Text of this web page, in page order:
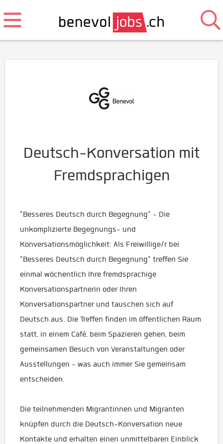
Deutsch-Konversation mit
Fremdsprachigen
"Besseres Deutsch durch Begegnung" - Die
unkomplizierte Begegnungs- und
Konversationsmöglichkeit: Als Freiwillige/r bei
"Besseres Deutsch durch Begegnung" treffen Sie
einmal wöchentlich Ihre fremdsprachige
Konversationspartnerin oder Ihren
Konversationspartner und tauschen sich auf
Deutsch aus. Die Treffen finden im öffentlichen Raum
statt, in einem Café, beim Spazieren gehen, beim
gemeinsamen Besuch von Veranstaltungen oder
Ausstellungen - was auch immer Sie gemeinsam
entscheiden.
Die teilnehmenden Migrantinnen und Migranten
knüpfen durch die Deutsch-Konversation neue
Kontakte und erhalten einen unmittelbaren Einblick